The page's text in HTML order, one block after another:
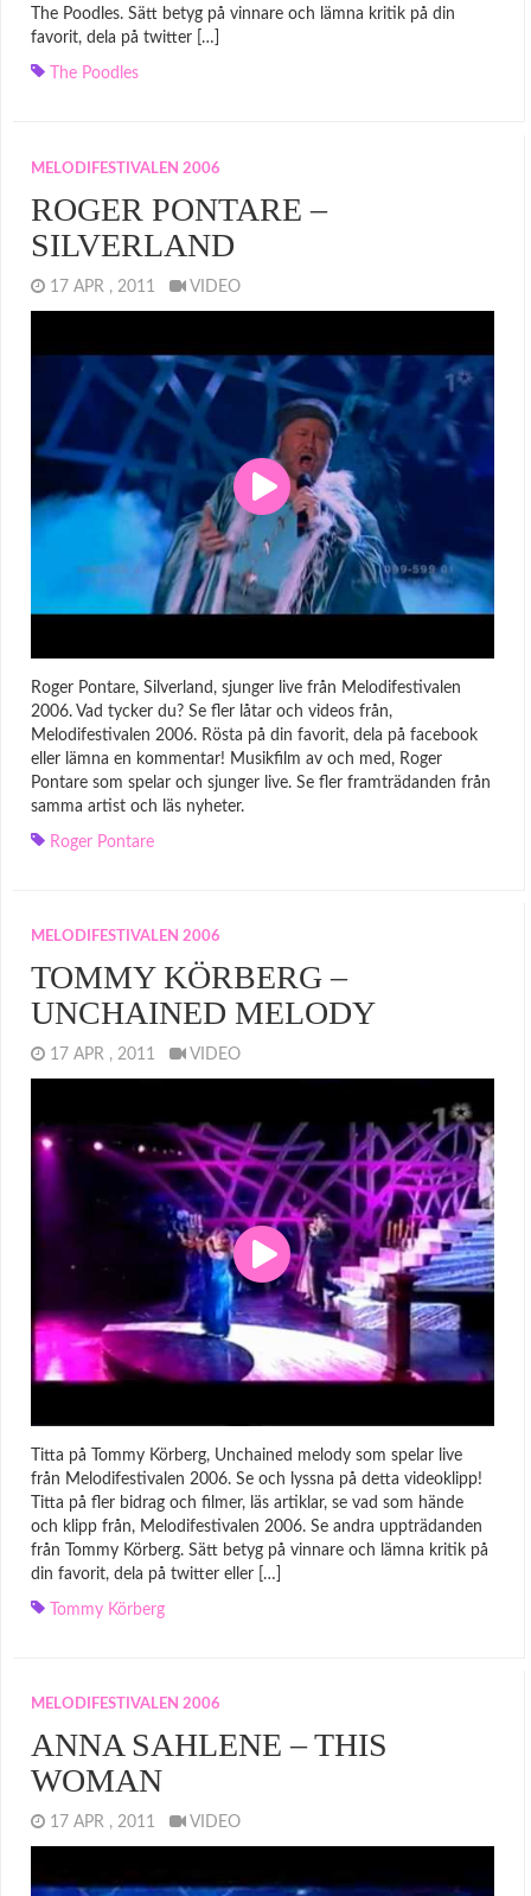
The Poodles. Sätt betyg på vinnare och lämna kritik på din
favorit, dela på twitter […]
The Poodles
MELODIFESTIVALEN 2006
ROGER PONTARE –
SILVERLAND
17 APR , 2011 VIDEO
Roger Pontare, Silverland, sjunger live från Melodifestivalen
2006. Vad tycker du? Se fler låtar och videos från,
Melodifestivalen 2006. Rösta på din favorit, dela på facebook
eller lämna en kommentar! Musikfilm av och med, Roger
Pontare som spelar och sjunger live. Se fler framträdanden från
samma artist och läs nyheter.
Roger Pontare
MELODIFESTIVALEN 2006
TOMMY KÖRBERG –
UNCHAINED MELODY
17 APR , 2011 VIDEO
Titta på Tommy Körberg, Unchained melody som spelar live
från Melodifestivalen 2006. Se och lyssna på detta videoklipp!
Titta på fler bidrag och filmer, läs artiklar, se vad som hände
och klipp från, Melodifestivalen 2006. Se andra uppträdanden
från Tommy Körberg. Sätt betyg på vinnare och lämna kritik på
din favorit, dela på twitter eller […]
Tommy Körberg
MELODIFESTIVALEN 2006
ANNA SAHLENE – THIS
WOMAN
17 APR , 2011 VIDEO